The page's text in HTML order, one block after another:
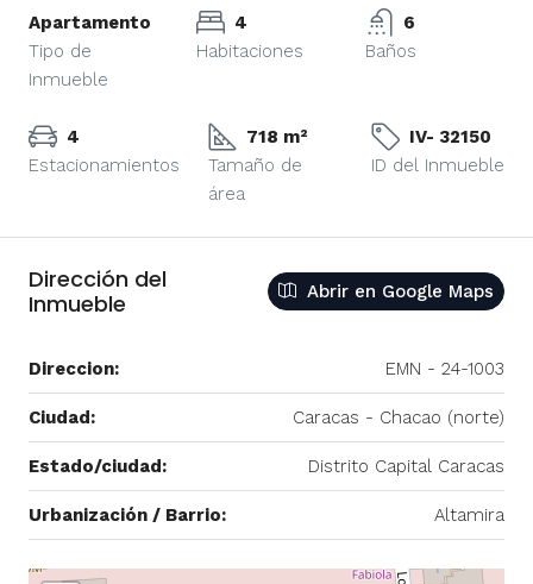
Apartamento
Tipo de
Inmueble
4
Habitaciones
6
Baños
4
Estacionamientos
718 m²
Tamaño de
área
IV- 32150
ID del Inmueble
Dirección del
Inmueble
Abrir en Google Maps
Direccion: EMN - 24-1003
Ciudad: Caracas - Chacao (norte)
Estado/ciudad: Distrito Capital Caracas
Urbanización / Barrio: Altamira